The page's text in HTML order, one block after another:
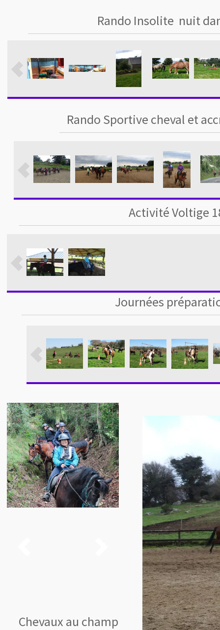
Rando Insolite nuit
Rando Sportive cheval et
Activité Voltige
Journées
Chevaux au champ